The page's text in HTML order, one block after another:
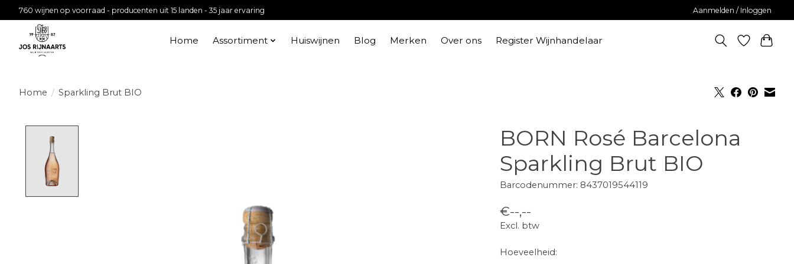
760 wijnen op voorraad - producenten uit 15 landen - 35 jaar ervaring Aanmelden / Inloggen
Home Assortiment Huiswijnen Blog Merken Over ons Register Wijnhandelaar
Home / Sparkling Brut BIO
BORN Rosé Barcelona
Sparkling Brut BIO
Barcodenummer: 8437019544119
€--,--
Excl. btw
Hoeveelheid: